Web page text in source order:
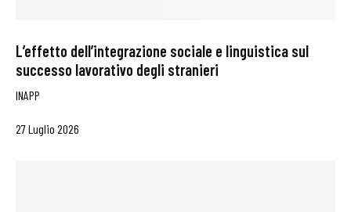
L’effetto dell’integrazione sociale e linguistica sul
successo lavorativo degli stranieri
INAPP
27 Luglio 2026